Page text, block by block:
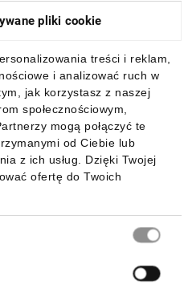
pliki cookie
treści i reklam,
i analizować ruch w
jak korzystasz z naszej
społecznościowym,
mogą połączyć te
od Ciebie lub
z ich usług. Dzięki Twojej
ofertę do Twoich
mobilną: